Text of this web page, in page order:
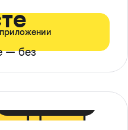
— без